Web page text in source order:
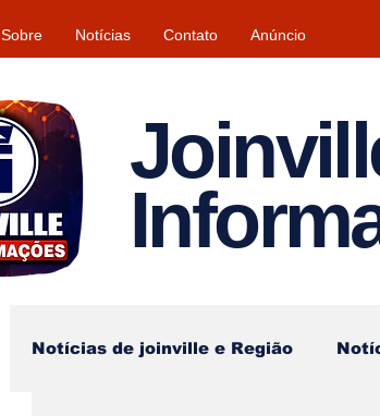
Sobre Notícias Contato Anúncio
Notícias de joinville e Região